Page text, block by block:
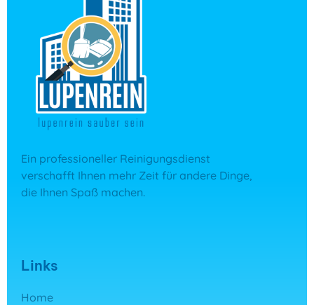
Ein professioneller Reinigungsdienst
verschafft Ihnen mehr Zeit für andere Dinge,
die Ihnen Spaß machen.
Links
Home